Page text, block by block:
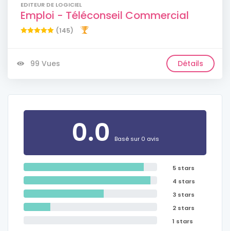
EDITEUR DE LOGICIEL
Emploi - Téléconseil Commercial
(145)
99 Vues Détails
0.0 Basé sur 0 avis
5 stars
4 stars
3 stars
2 stars
1 stars